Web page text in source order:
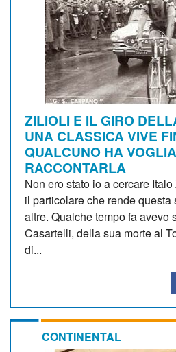
ZILIOLI E IL GIRO
UNA CLASSICA VIVE
QUALCUNO HA
RACCONTARLA
Non ero stato io a cercare
il particolare che rende
altre. Qualche tempo fa avevo
Casartelli, della sua morte al
di...
CONTINENTAL